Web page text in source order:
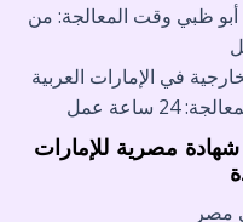
ظبي وقت المعالجة: من
في الإمارات العربية
ساعة عمل
مصرية للإمارات
مصر